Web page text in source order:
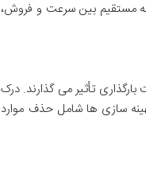
مستقیم بین سرعت و فروش،
تأثیر می گذارند. درک
سازی ها شامل حذف موارد